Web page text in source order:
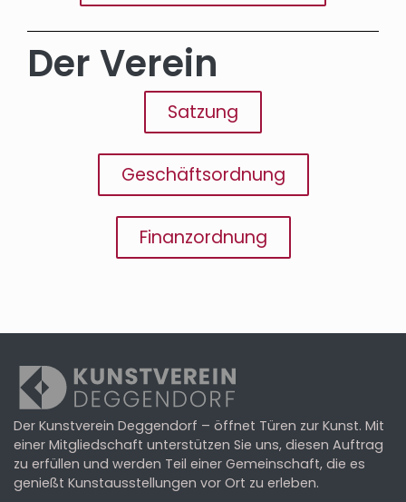
Der Verein
Satzung
Geschäftsordnung
Finanzordnung
Der Kunstverein Deggendorf – öffnet Türen zur Kunst. Mit
einer Mitgliedschaft unterstützen Sie uns, diesen Auftrag
zu erfüllen und werden Teil einer Gemeinschaft, die es
genießt Kunstausstellungen vor Ort zu erleben.